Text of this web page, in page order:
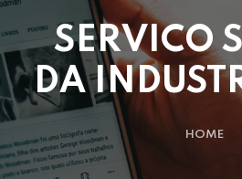
SERVICO
DA
HOME